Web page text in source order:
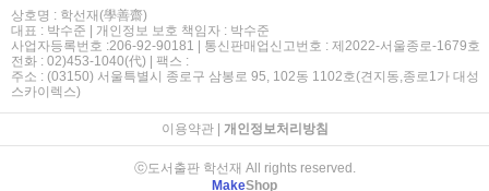
상호명 : 학선재(學善齋)
대표 : 박수준 | 개인정보 보호 책임자 : 박수준
사업자등록번호 :206-92-90181 | 통신판매업신고번호 : 제2022-서울종로-1679호
전화 : 02)453-1040(代) | 팩스 :
주소 : (03150) 서울특별시 종로구 삼봉로 95, 102동 1102호(견지동,종로1가 대성
스카이렉스)
이용약관| 개인정보처리방침
ⓒ도서출판 학선재 All rights reserved.
MakeShop